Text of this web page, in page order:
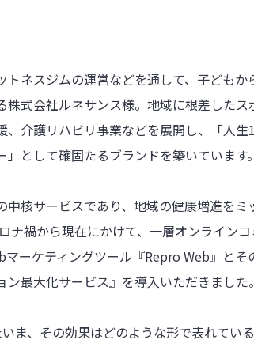
トネスジムの運営などを通して、子ども
株式会社ルネサンス様。地域に根差した
、介護リハビリ事業などを展開し、「人
として確固たるブランドを築いています。
中核サービスであり、地域の健康増進を
ナ禍から現在にかけて、一層オンライン
ーケティングツール『Repro Web』と
ン最大化サービス』を導入いただきました。
ま、その効果はどのような形で表れてい